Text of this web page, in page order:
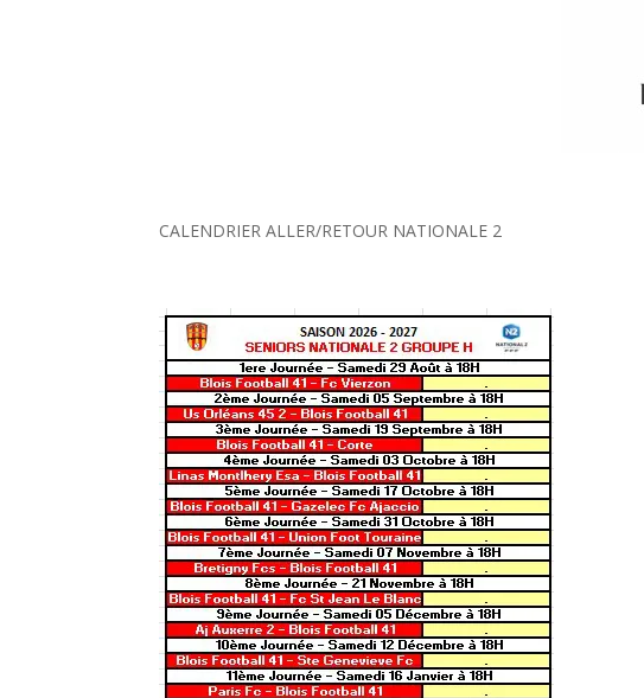
CALENDRIER ALLER/RETOUR NATIONALE 2